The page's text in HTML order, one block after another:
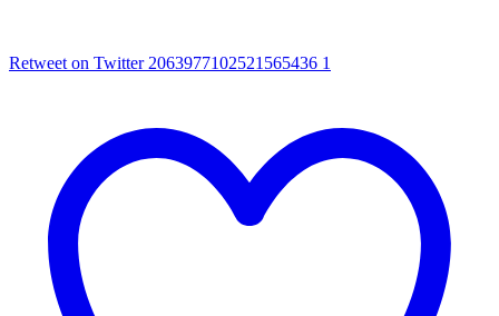
Retweet on Twitter 2063977102521565436 1